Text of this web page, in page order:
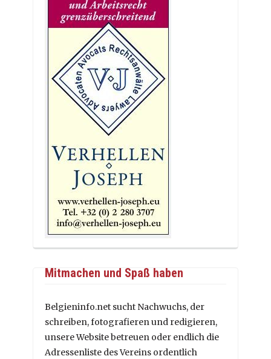
Mitmachen und Spaß haben
Belgieninfo.net sucht Nachwuchs, der
schreiben, fotografieren und redigieren,
unsere Website betreuen oder endlich die
Adressenliste des Vereins ordentlich